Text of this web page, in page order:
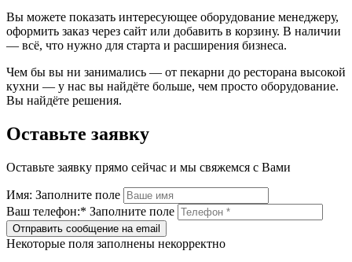
Вы можете показать интересующее оборудование менеджеру,
оформить заказ через сайт или добавить в корзину. В наличии
— всё, что нужно для старта и расширения бизнеса.
Чем бы вы ни занимались — от пекарни до ресторана высокой
кухни — у нас вы найдёте больше, чем просто оборудование.
Вы найдёте решения.
Оставьте заявку
Оставьте заявку прямо сейчас и мы свяжемся с Вами
Имя: Заполните поле
Ваш телефон:* Заполните поле
Отправить сообщение на email
Некоторые поля заполнены некорректно